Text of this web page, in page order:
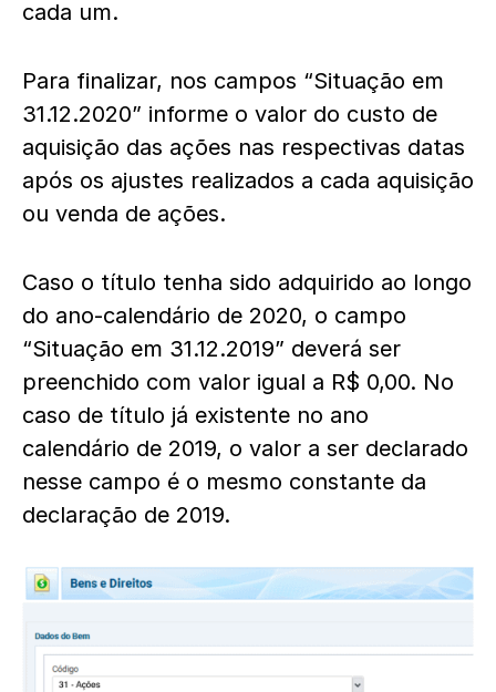
cada um.
Para finalizar, nos campos “Situação em
31.12.2020” informe o valor do custo de
aquisição das ações nas respectivas datas
após os ajustes realizados a cada aquisição
ou venda de ações.
Caso o título tenha sido adquirido ao longo
do ano-calendário de 2020, o campo
“Situação em 31.12.2019” deverá ser
preenchido com valor igual a R$ 0,00. No
caso de título já existente no ano
calendário de 2019, o valor a ser declarado
nesse campo é o mesmo constante da
declaração de 2019.